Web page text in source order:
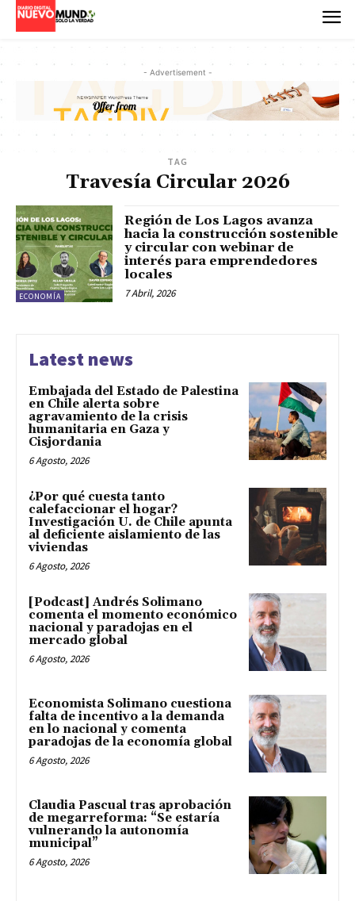
- Advertisement -
TAG
Travesía Circular 2026
ECONOMÍA
Región de Los Lagos avanza
hacia la construcción sostenible
y circular con webinar de
interés para emprendedores
locales
7 Abril, 2026
Latest news
Embajada del Estado de Palestina
en Chile alerta sobre
agravamiento de la crisis
humanitaria en Gaza y
Cisjordania
6 Agosto, 2026
¿Por qué cuesta tanto
calefaccionar el hogar?
Investigación U. de Chile apunta
al deficiente aislamiento de las
viviendas
6 Agosto, 2026
[Podcast] Andrés Solimano
comenta el momento económico
nacional y paradojas en el
mercado global
6 Agosto, 2026
Economista Solimano cuestiona
falta de incentivo a la demanda
en lo nacional y comenta
paradojas de la economía global
6 Agosto, 2026
Claudia Pascual tras aprobación
de megarreforma: “Se estaría
vulnerando la autonomía
municipal”
6 Agosto, 2026